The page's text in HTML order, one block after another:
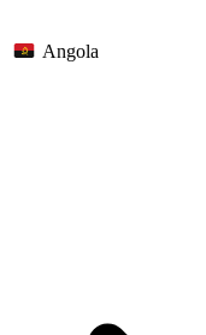
Angola